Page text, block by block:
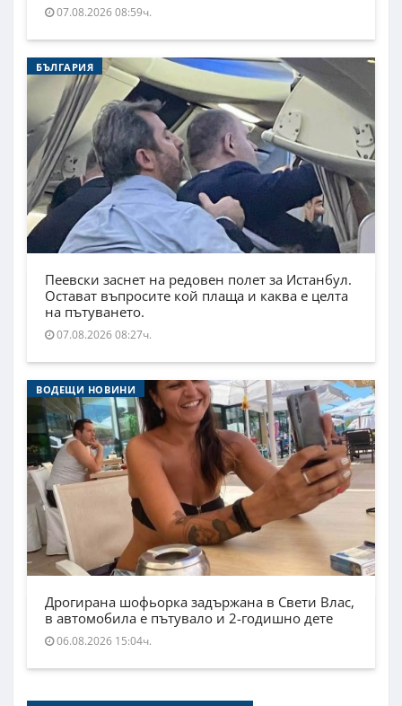
07.08.2026 08:59ч.
БЪЛГАРИЯ
Пеевски заснет на редовен полет за Истанбул.
Остават въпросите кой плаща и каква е целта
на пътуването.
07.08.2026 08:27ч.
ВОДЕЩИ НОВИНИ
Дрогирана шофьорка задържана в Свети Влас,
в автомобила е пътувало и 2-годишно дете
06.08.2026 15:04ч.